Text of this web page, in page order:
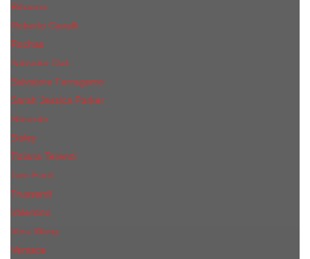
Rihanna
Roberto Cavalli
Rochas
Salvador Dali
Salvatore Ferragamo
Sarah Jessica Parker
Shiseido
Sisley
Tiziana Terenzi
Tom Ford
Trussardi
Valentino
Vera Wang
Versace